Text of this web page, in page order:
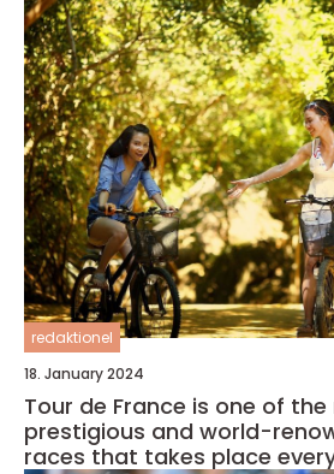
redaktionel
18. January 2024
Tour de France is one of
prestigious and world-
races that takes place